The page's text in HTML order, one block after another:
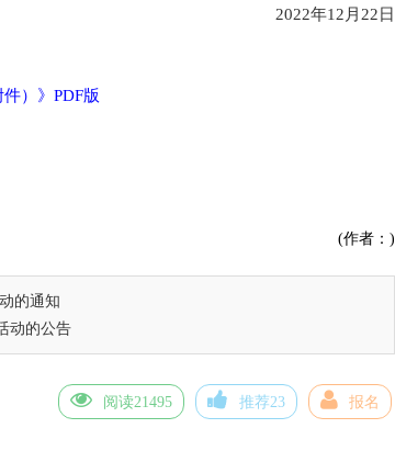
2022年12月22日
件）》PDF版
(作者：)
的通知
动的公告
阅读21495 推荐23 报名